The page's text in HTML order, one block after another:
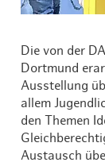
Die von der
Dortmund
Ausstellung
allem
den Themen
Austausch